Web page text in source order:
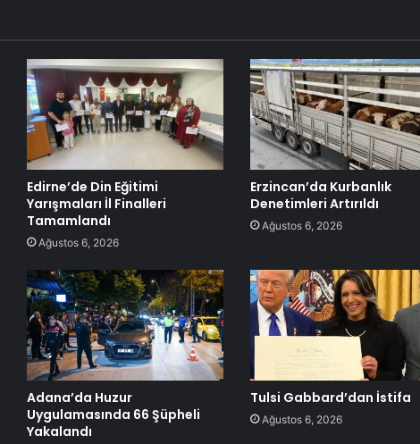
Edirne’de Din Eğitimi
Yarışmaları İl Finalleri
Tamamlandı
Ağustos 6, 2026
Erzincan’da Kurbanlık
Denetimleri Artırıldı
Ağustos 6, 2026
Adana’da Huzur
Uygulamasında 66 Şüpheli
Yakalandı
Tulsi Gabbard’dan İstifa
Ağustos 6, 2026